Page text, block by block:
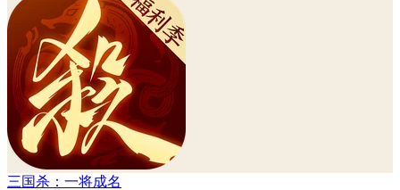
三国杀：一将成名